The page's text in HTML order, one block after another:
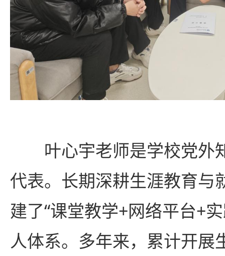
叶心宇老师是学校党外
代表。长期深耕生涯教育与
建了“课堂教学+网络平台+
人体系。多年来，累计开展